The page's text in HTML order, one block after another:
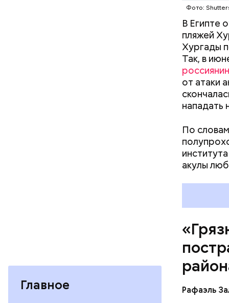
Главное
Фото:
В Египте
пляжей
Хургады
Так, в
от атаки
нападать
По
акулы
Рафаэль
Так как
первые
зона.
Каждый
мире, —